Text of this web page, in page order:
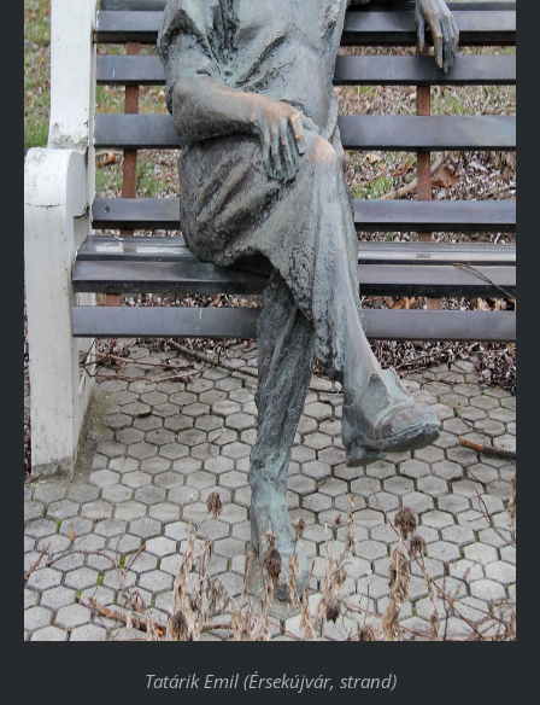
Tatárik Emil (Érsekújvár, strand)